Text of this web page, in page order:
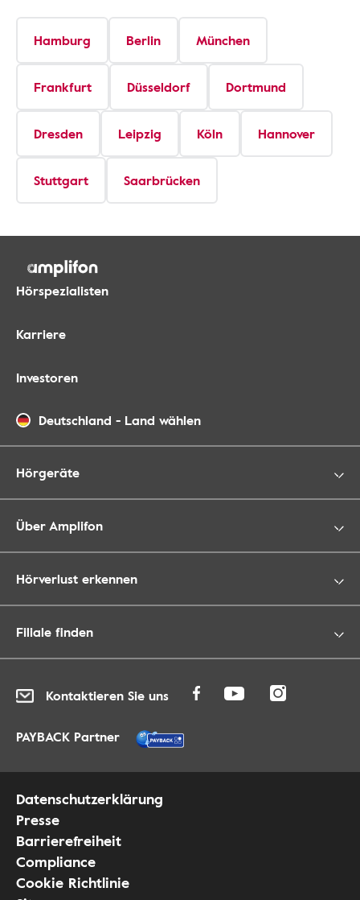
Hamburg Berlin München
Frankfurt Düsseldorf Dortmund
Dresden Leipzig Köln Hannover
Stuttgart Saarbrücken
Hörspezialisten
Karriere
Investoren
Deutschland - Land wählen
Hörgeräte
Über Amplifon
Hörverlust erkennen
Filiale finden
Kontaktieren Sie uns
PAYBACK Partner
Datenschutzerklärung
Presse
Barrierefreiheit
Compliance
Cookie Richtlinie